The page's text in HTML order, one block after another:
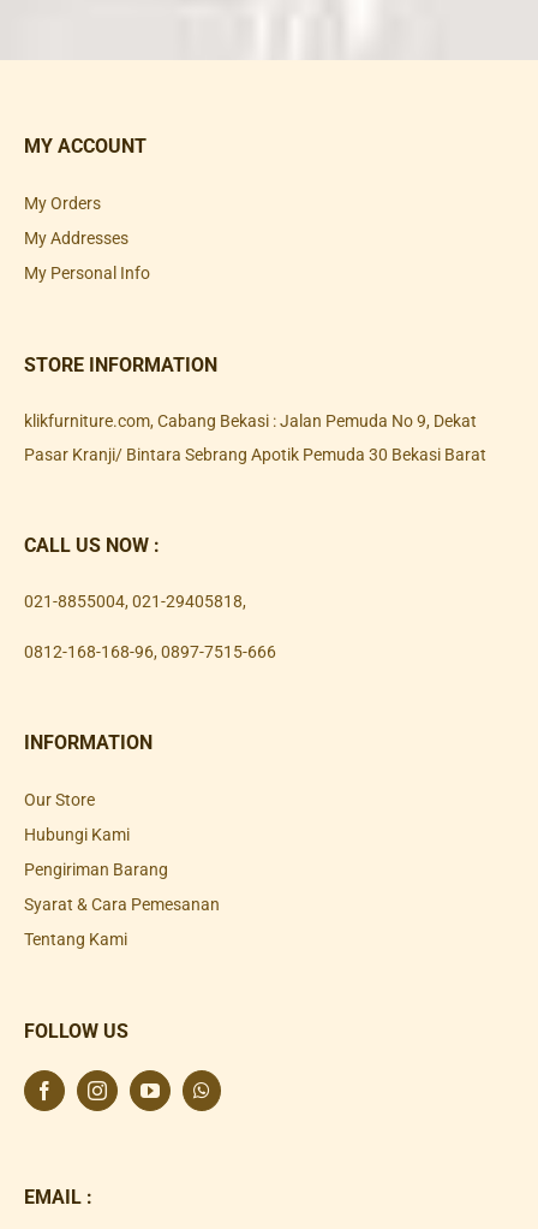
MY ACCOUNT
My Orders
My Addresses
My Personal Info
STORE INFORMATION
klikfurniture.com, Cabang Bekasi : Jalan Pemuda No 9, Dekat
Pasar Kranji/ Bintara Sebrang Apotik Pemuda 30 Bekasi Barat
CALL US NOW :
021-8855004, 021-29405818,
0812-168-168-96, 0897-7515-666
INFORMATION
Our Store
Hubungi Kami
Pengiriman Barang
Syarat & Cara Pemesanan
Tentang Kami
FOLLOW US
EMAIL :